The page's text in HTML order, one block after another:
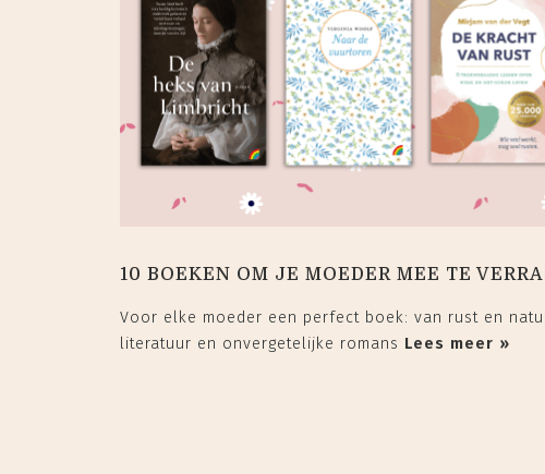
10 BOEKEN OM JE MOEDER MEE TE
Voor elke moeder een perfect boek: van rust en
literatuur en onvergetelijke romans Lees meer »